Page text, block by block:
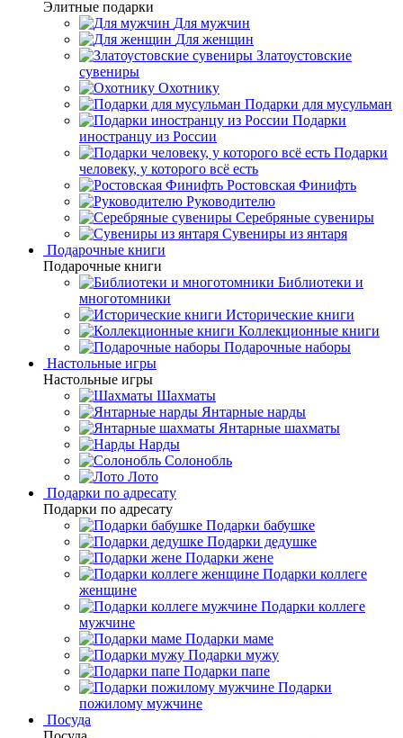
Элитные подарки
Для мужчин
Для женщин
Златоустовские
сувениры
Охотнику
Подарки для мусульман
Подарки
иностранцу из России
Подарки
человеку, у которого всё есть
Ростовская Финифть
Руководителю
Серебряные сувениры
Сувениры из янтаря
Подарочные книги
Подарочные книги
Библиотеки и
многотомники
Исторические книги
Коллекционные книги
Подарочные наборы
Настольные игры
Настольные игры
Шахматы
Янтарные нарды
Янтарные шахматы
Нарды
Солонобль
Лото
Подарки по адресату
Подарки по адресату
Подарки бабушке
Подарки дедушке
Подарки жене
Подарки коллеге
женщине
Подарки коллеге
мужчине
Подарки маме
Подарки мужу
Подарки папе
Подарки
пожилому мужчине
Посуда